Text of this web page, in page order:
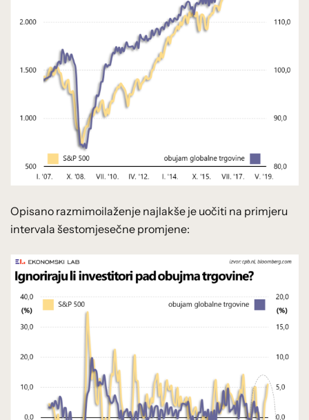
Opisano razmimoilaženje najlakše je uočiti na primjeru
intervala šestomjesečne promjene: